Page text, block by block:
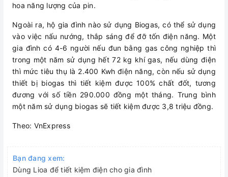
hoa năng lượng của pin.
Ngoài ra, hộ gia đình nào sử dụng Biogas, có thể sử dụng
vào việc nấu nướng, thắp sáng để đỡ tốn điện năng. Một
gia đình có 4-6 người nếu đun bằng gas công nghiệp thì
trong một năm sử dụng hết 72 kg khí gas, nếu dùng điện
thì mức tiêu thụ là 2.400 Kwh điện năng, còn nếu sử dụng
thiết bị biogas thì tiết kiệm được 100% chất đốt, tương
đương với số tiền 290.000 đồng một tháng. Trung bình
một năm sử dụng biogas sẽ tiết kiệm được 3,8 triệu đồng.
Theo: VnExpress
Bạn đang xem:
Dùng Lioa để tiết kiệm điện cho gia đình